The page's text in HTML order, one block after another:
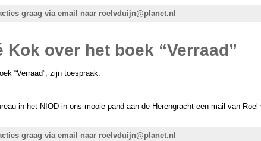
graag via email naar roelvduijn@planet.nl
Kok over het boek “Verraad”
“Verraad”, zijn toespraak:
in het NIOD in ons mooie pand aan de Herengracht een mail van
graag via email naar roelvduijn@planet.nl